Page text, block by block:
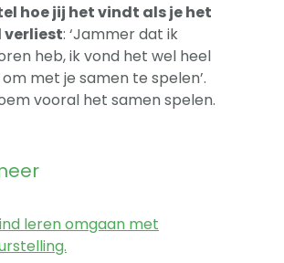
hoe jij het vindt als je het
verliest: ‘Jammer dat ik
heb, ik vond het wel heel
met je samen te spelen’.
vooral het samen spelen.
leren omgaan met